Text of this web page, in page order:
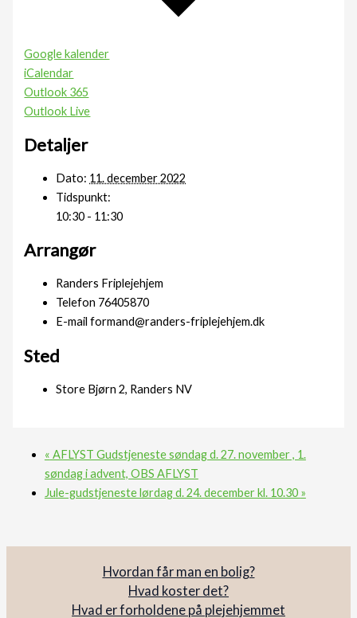
Google kalender
iCalendar
Outlook 365
Outlook Live
Detaljer
Dato: 11. december 2022
Tidspunkt:
10:30 - 11:30
Arrangør
Randers Friplejehjem
Telefon 76405870
E-mailformand@randers-friplejehjem.dk
Sted
Store Bjørn 2, Randers NV
« AFLYST Gudstjeneste søndag d. 27. november , 1.
søndag i advent, OBS AFLYST
Jule-gudstjeneste lørdag d. 24. december kl. 10.30 »
Hvordan får man en bolig?
Hvad koster det?
Hvad er forholdene på plejehjemmet